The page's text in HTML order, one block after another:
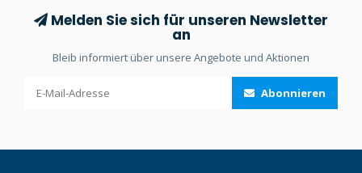
Melden Sie sich für unseren Newsletter
an
Bleib informiert über unsere Angebote und Aktionen
Abonnieren